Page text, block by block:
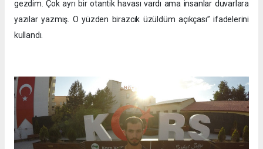
gezdim. Çok ayrı bir otantik havası vardı ama insanlar duvarlara
yazılar yazmış. O yüzden birazcık üzüldüm açıkçası” ifadelerini
kullandı.